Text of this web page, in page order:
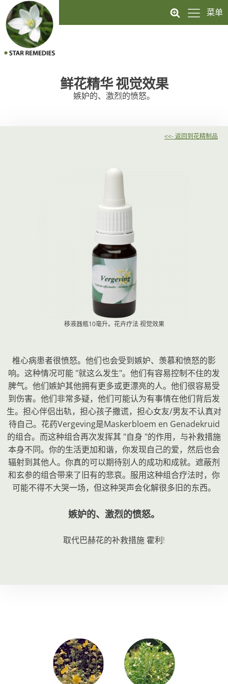
菜单
鲜花精华视觉效果
嫉妒的、激烈的愤怒。
<<- 返回到花精制品
移液器瓶10毫升。花卉疗法视觉效果
椎心病患者很愤怒。他们也会受到嫉妒、羡慕和愤怒的影
响。这种情况可能 "就这么发生"。他们有容易控制不住的发
脾气。他们嫉妒其他拥有更多或更漂亮的人。他们很容易受
到伤害。他们非常多疑，他们可能认为有事情在他们背后发
生。担心伴侣出轨，担心孩子撒谎，担心女友/男友不认真对
待自己。花药Vergeving是Maskerbloem en Genadekruid
的组合。而这种组合再次发挥其 "自身 "的作用，与补救措施
本身不同。你的生活更加和谐，你发现自己的爱，然后也会
辐射到其他人。你真的可以期待别人的成功和成就。遮蔽剂
和玄参的组合带来了旧有的悲哀。服用这种组合疗法时，你
可能不得不大哭一场，但这种哭声会化解很多旧的东西。
嫉妒的、激烈的愤怒。
取代巴赫花的补救措施 霍利!